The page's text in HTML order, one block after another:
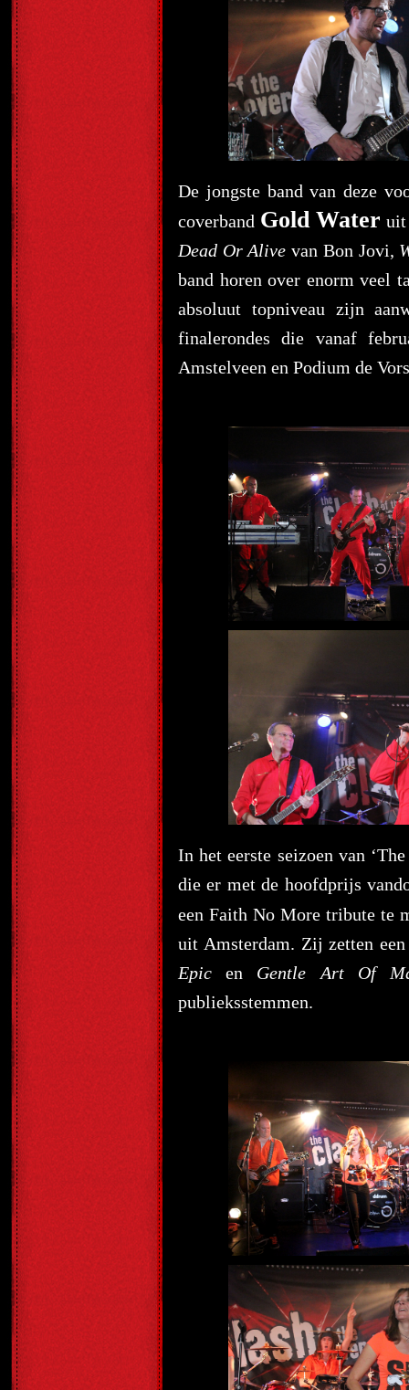
De jongste band van deze
coverband Gold Water uit
Dead Or Alive van Bon Jovi,
band horen over enorm veel
absoluut topniveau zijn
finalerondes die vanaf
Amstelveen en Podium de
In het eerste seizoen van
die er met de hoofdprijs
een Faith No More tribute te
uit Amsterdam. Zij zetten
Epic en Gentle Art Of
publieksstemmen.